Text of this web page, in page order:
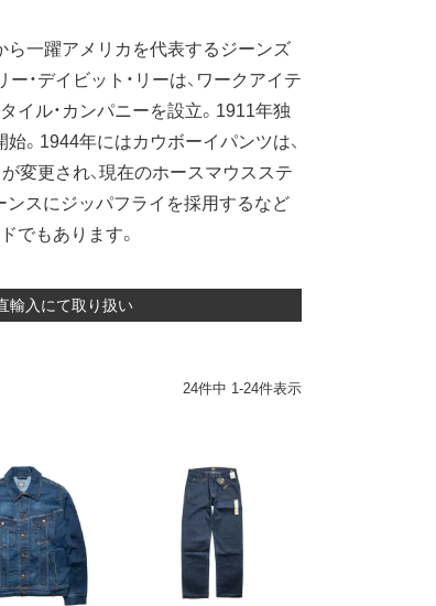
一躍アメリカを代表するジーンズ
・デイビット・リーは、ワークアイテ
イル・カンパニーを設立。1911年独
。1944年にはカウボーイパンツは、
変更され、現在のホースマウスステ
ンスにジッパフライを採用するなど
でもあります。
輸入にて取り扱い
24件中 1-24件表示